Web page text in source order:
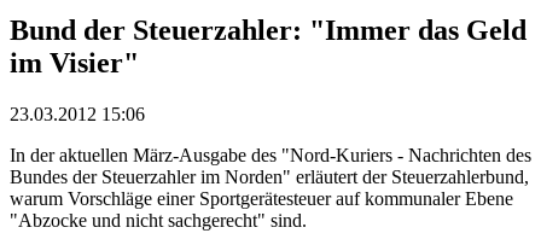
Bund der Steuerzahler: "Immer das Geld
im Visier"
23.03.2012 15:06
In der aktuellen März-Ausgabe des "Nord-Kuriers - Nachrichten des
Bundes der Steuerzahler im Norden" erläutert der Steuerzahlerbund,
warum Vorschläge einer Sportgerätesteuer auf kommunaler Ebene
"Abzocke und nicht sachgerecht" sind.